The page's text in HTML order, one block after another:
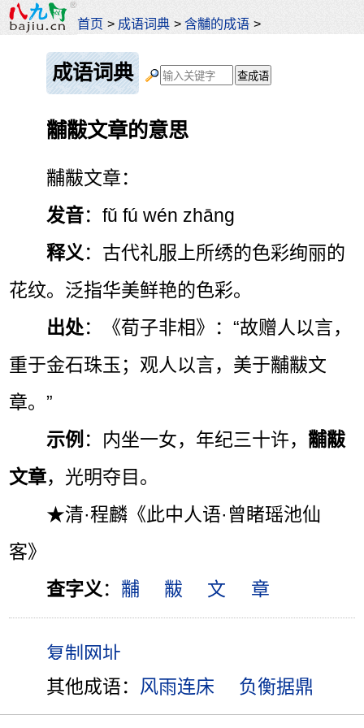
首页 > 成语词典 >含黼的成语 >
成语词典
黼黻文章的意思
黼黻文章：
发音：fǔ fú wén zhāng
释义 ：古代礼服上所绣的色彩绚丽的
花纹。泛指华美鲜艳的色彩。
出处：《荀子非相》：“故赠人以言，
重于金石珠玉；观人以言，美于黼黻文
章。”
示例 ：内坐一女，年纪三十许，黼黻
文章，光明夺目。
★清·程麟《此中人语·曾睹瑶池仙
客》
查字义 ：黼 黻 文 章
其他成语： 风雨连床 负衡据鼎